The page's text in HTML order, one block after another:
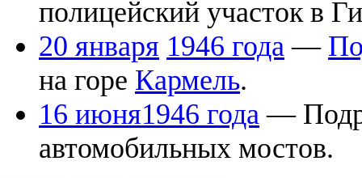
полицейский участок в
20 января 1946 года —
на горе Кармель.
16 июня1946 года —
автомобильных мостов.